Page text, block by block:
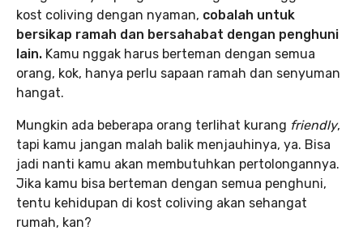
kost coliving dengan nyaman, cobalah untuk
bersikap ramah dan bersahabat dengan penghuni
lain. Kamu nggak harus berteman dengan semua
orang, kok, hanya perlu sapaan ramah dan senyuman
hangat.
Mungkin ada beberapa orang terlihat kurang friendly,
tapi kamu jangan malah balik menjauhinya, ya. Bisa
jadi nanti kamu akan membutuhkan pertolongannya.
Jika kamu bisa berteman dengan semua penghuni,
tentu kehidupan di kost coliving akan sehangat
rumah, kan?